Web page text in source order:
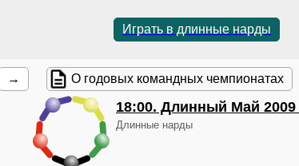
Играть в длинные нарды
→ О годовых командных чемпионатах
18:00. Длинный Май
Длинные нарды